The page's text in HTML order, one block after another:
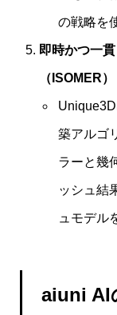
の戦略を
即時かつ一
（ISOMER）
築アルゴ
ラーと幾
ッシュ結
ュモデル
aiuni AI